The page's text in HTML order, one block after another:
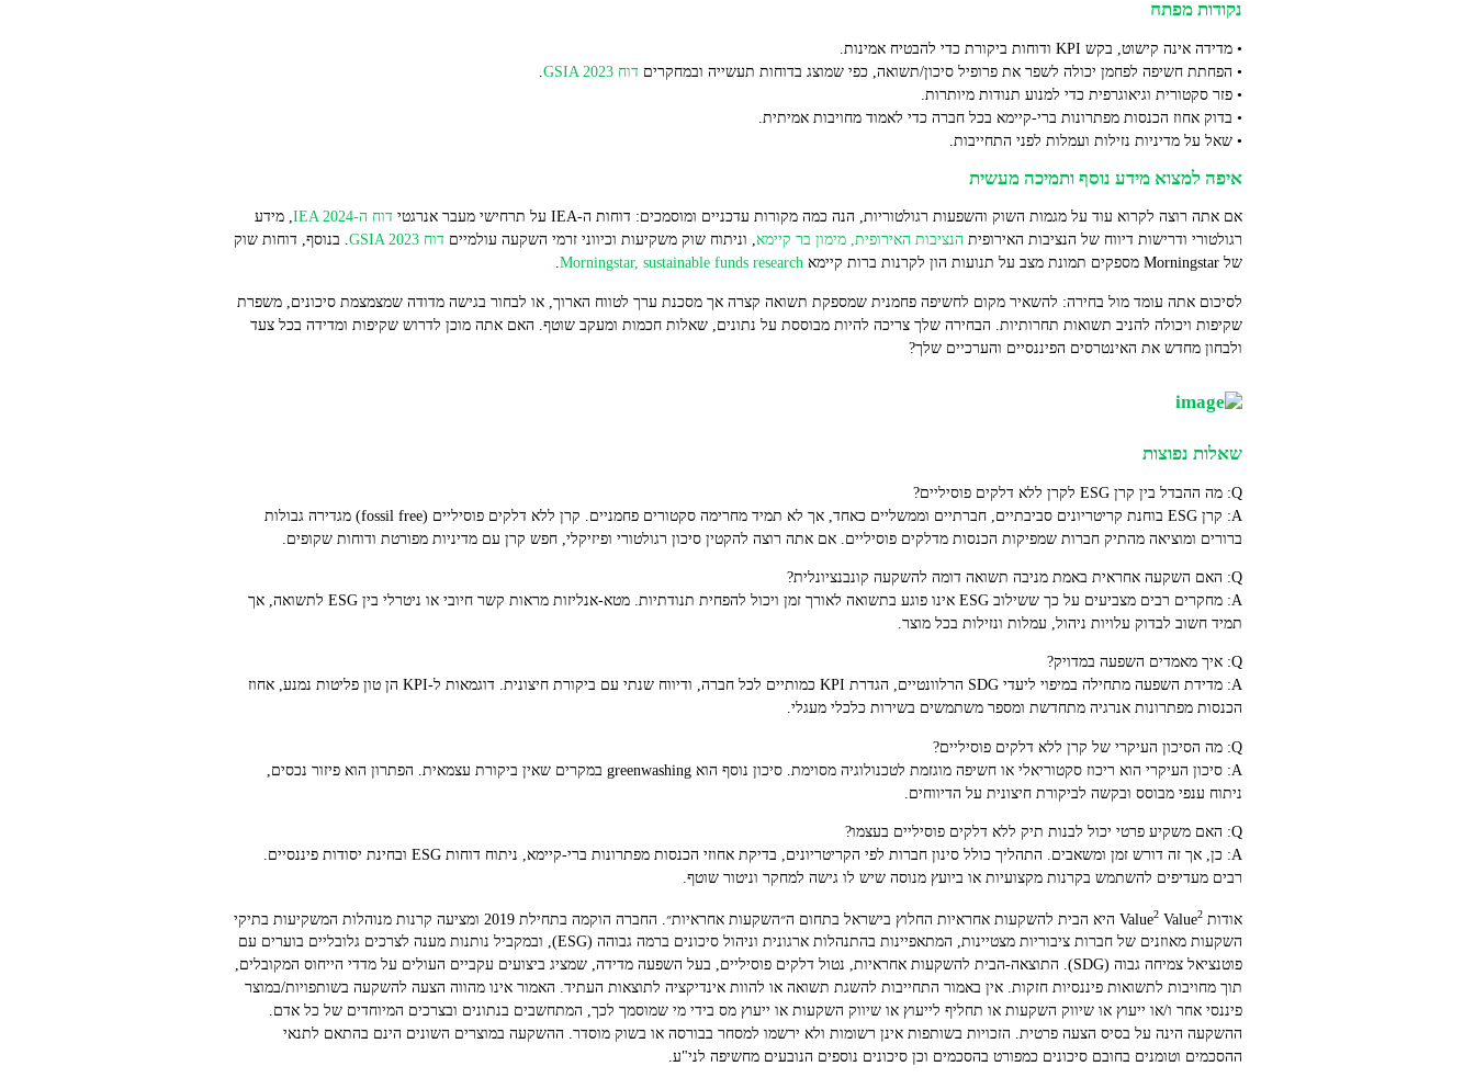
נקודות מפתח
• מדידה אינה קישוט, בקש KPI ודוחות ביקורת כדי להבטיח אמינות.
• הפחתת חשיפה לפחמן יכולה לשפר את פרופיל סיכון/תשואה, כפי שמוצג בדוחות תעשייה ובמחקרים דוח GSIA 2023
• פזר סקטורית וגיאוגרפית כדי למנוע תנודות מיותרות.
• בדוק אחוז הכנסות מפתרונות ברי‑קיימא בכל חברה כדי לאמוד מחויבות אמיתית.
• שאל על מדיניות נזילות ועמלות לפני התחייבות.
איפה למצוא מידע נוסף ותמיכה מעשית
אם אתה רוצה לקרוא עוד על מגמות השוק והשפעות רגולטוריות, הנה כמה מקורות עדכניים ומוסמכים: דוחות ה‑IEA על תרחישי מעבר אנרגטי דוח ה‑IEA 2024
, מידע
רגולטורי ודרישות דיווח של הנציבות האירופית הנציבות האירופית, מימון בר קיימא, וניתוח שוק משקיעות וכיווני זרמי השקעה עולמיים דוח GSIA 2023
. בנוסף, דוחות שוק
של Morningstar מספקים תמונת מצב על תנועות הון לקרנות ברות קיימא
Morningstar, sustainable funds research
.
לסיכום אתה עומד מול בחירה: להשאיר מקום לחשיפה פחמנית שמספקת תשואה קצרה אך מסכנת ערך לטווח הארוך, או לבחור בגישה מדודה שמצמצמת סיכונים, משפרת
שקיפות ויכולה להניב תשואות תחרותיות. הבחירה שלך צריכה להיות מבוססת על נתונים, שאלות חכמות ומעקב שוטף. האם אתה מוכן לדרוש שקיפות ומדידה בכל צעד
ולבחון מחדש את האינטרסים הפיננסיים והערכיים שלך?
שאלות נפוצות
Q: מה ההבדל בין קרן ESG לקרן ללא דלקים פוסיליים?
A: קרן ESG בוחנת קריטריונים סביבתיים, חברתיים וממשליים כאחד, אך לא תמיד מחרימה סקטורים פחמניים. קרן ללא דלקים פוסיליים (fossil free) מגדירה גבולות
ברורים ומוציאה מהתיק חברות שמפיקות הכנסות מדלקים פוסיליים. אם אתה רוצה להקטין סיכון רגולטורי ופיזיקלי, חפש קרן עם מדיניות מפורטת ודוחות שקופים.
Q: האם השקעה אחראית באמת מניבה תשואה דומה להשקעה קונבנציונלית?
A: מחקרים רבים מצביעים על כך ששילוב ESG אינו פוגע בתשואה לאורך זמן ויכול להפחית תנודתיות. מטא‑אנליזות מראות קשר חיובי או ניטרלי בין ESG לתשואה, אך
תמיד חשוב לבדוק עלויות ניהול, עמלות ונזילות בכל מוצר.
Q: איך מאמדים השפעה במדויק?
A: מדידת השפעה מתחילה במיפוי ליעדי SDG הרלוונטיים, הגדרת KPI כמותיים לכל חברה, ודיווח שנתי עם ביקורת חיצונית. דוגמאות ל‑KPI הן טון פליטות נמנע, אחוז
הכנסות מפתרונות אנרגיה מתחדשת ומספר משתמשים בשירות כלכלי מעגלי.
Q: מה הסיכון העיקרי של קרן ללא דלקים פוסיליים?
A: סיכון העיקרי הוא ריכוז סקטוריאלי או חשיפה מוגזמת לטכנולוגיה מסוימת. סיכון נוסף הוא greenwashing במקרים שאין ביקורת עצמאית. הפתרון הוא פיזור נכסים,
ניתוח ענפי מבוסס ובקשה לביקורת חיצונית על הדיווחים.
Q: האם משקיע פרטי יכול לבנות תיק ללא דלקים פוסיליים בעצמו?
A: כן, אך זה דורש זמן ומשאבים. התהליך כולל סינון חברות לפי הקריטריונים, בדיקת אחוזי הכנסות מפתרונות ברי‑קיימא, ניתוח דוחות ESG ובחינת יסודות פיננסיים.
רבים מעדיפים להשתמש בקרנות מקצועיות או ביועץ מנוסה שיש לו גישה למחקר וניטור שוטף.
אודות Value 2 Value2
היא הבית להשקעות אחראיות החלוץ בישראל בתחום ה״השקעות אחראיות״. החברה הוקמה בתחילת 2019 ומציעה קרנות מנוהלות המשקיעות בתיקי
השקעות מאוזנים של חברות ציבוריות מצטיינות, המתאפיינות בהתנהלות ארגונית וניהול סיכונים ברמה גבוהה (ESG), ובמקביל נותנות מענה לצרכים גלובליים בוערים עם
פוטנציאל צמיחה גבוה (SDG). התוצאה-הבית להשקעות אחראיות, נטול דלקים פוסיליים, בעל השפעה מדידה, שמציג ביצועים עקביים העולים על מדדי הייחוס המקובלים,
תוך מחויבות לתשואות פיננסיות חזקות. אין באמור התחייבות להשגת תשואה או להוות אינדיקציה לתוצאות העתיד. האמור אינו מהווה הצעה להשקעה בשותפויות/במוצר
פיננסי אחר ו/או ייעוץ או שיווק השקעות או תחליף לייעוץ או שיווק השקעות או ייעוץ מס בידי מי שמוסמך לכך, המתחשבים בנתונים ובצרכים המיוחדים של כל אדם.
ההשקעה הינה על בסיס הצעה פרטית. הזכויות בשותפות אינן רשומות ולא ירשמו למסחר בבורסה או בשוק מוסדר. ההשקעה במוצרים השונים הינם בהתאם לתנאי
ההסכמים וטומנים בחובם סיכונים כמפורט בהסכמים וכן סיכונים נוספים הנובעים מחשיפה לני"ע.